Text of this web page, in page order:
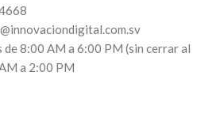
de 8:00 AM a 6:00 PM (sin cerrar al
a 2:00 PM